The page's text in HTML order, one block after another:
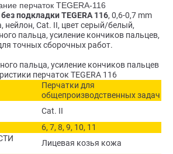
перчаток TEGERA-116
подкладки TEGERA 116, 0,6-0,7 mm
нейлон, Cat. II, цвет серый/белый,
пальца, усиление кончиков пальцев,
точных сборочных работ.
пальца, усиление кончиков пальцев
перчаток TEGERA 116
Перчатки для
общепроизводственных задач
Cat. II
6, 7, 8, 9, 10, 11
Лицевая козья кожа